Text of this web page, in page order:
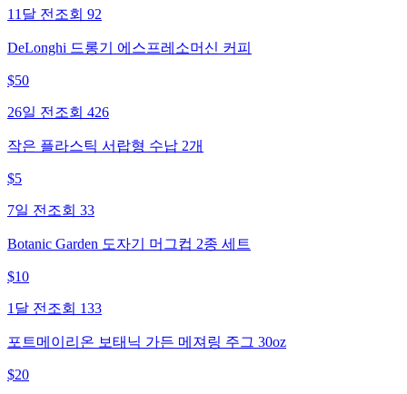
11달 전 조회 92
DeLonghi 드롱기 에스프레소머신 커피
$50
26일 전 조회 426
작은 플라스틱 서랍형 수납 2개
$5
7일 전 조회 33
Botanic Garden 도자기 머그컵 2종 세트
$10
1달 전 조회 133
포트메이리온 보태닉 가든 메져링 주그 30oz
$20